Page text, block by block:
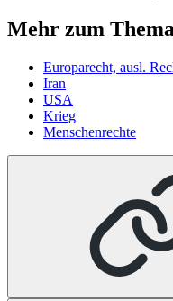
Mehr zum Thema
Europarecht, ausl.
Iran
USA
Krieg
Menschenrechte